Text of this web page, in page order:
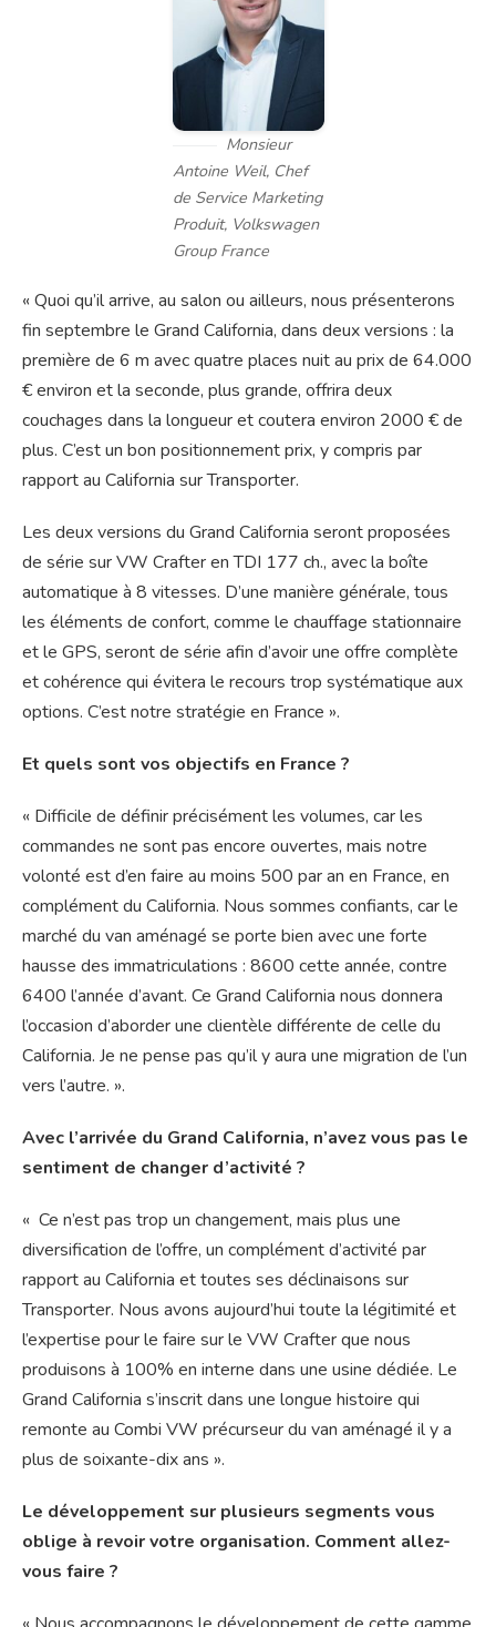
Monsieur
Antoine Weil, Chef
de Service Marketing
Produit, Volkswagen
Group France
« Quoi qu’il arrive, au salon ou ailleurs, nous présenterons
fin septembre le Grand California, dans deux versions : la
première de 6 m avec quatre places nuit au prix de 64.000
€ environ et la seconde, plus grande, offrira deux
couchages dans la longueur et coutera environ 2000 € de
plus. C’est un bon positionnement prix, y compris par
rapport au California sur Transporter.
Les deux versions du Grand California seront proposées
de série sur VW Crafter en TDI 177 ch., avec la boîte
automatique à 8 vitesses. D’une manière générale, tous
les éléments de confort, comme le chauffage stationnaire
et le GPS, seront de série afin d’avoir une offre complète
et cohérence qui évitera le recours trop systématique aux
options. C’est notre stratégie en France ».
Et quels sont vos objectifs en France ?
« Difficile de définir précisément les volumes, car les
commandes ne sont pas encore ouvertes, mais notre
volonté est d’en faire au moins 500 par an en France, en
complément du California. Nous sommes confiants, car le
marché du van aménagé se porte bien avec une forte
hausse des immatriculations : 8600 cette année, contre
6400 l’année d’avant. Ce Grand California nous donnera
l’occasion d’aborder une clientèle différente de celle du
California. Je ne pense pas qu’il y aura une migration de l’un
vers l’autre. ».
Avec l’arrivée du Grand California, n’avez vous pas le
sentiment de changer d’activité ?
« Ce n’est pas trop un changement, mais plus une
diversification de l’offre, un complément d’activité par
rapport au California et toutes ses déclinaisons sur
Transporter. Nous avons aujourd’hui toute la légitimité et
l’expertise pour le faire sur le VW Crafter que nous
produisons à 100% en interne dans une usine dédiée. Le
Grand California s’inscrit dans une longue histoire qui
remonte au Combi VW précurseur du van aménagé il y a
plus de soixante-dix ans ».
Le développement sur plusieurs segments vous
oblige à revoir votre organisation. Comment allez-
vous faire ?